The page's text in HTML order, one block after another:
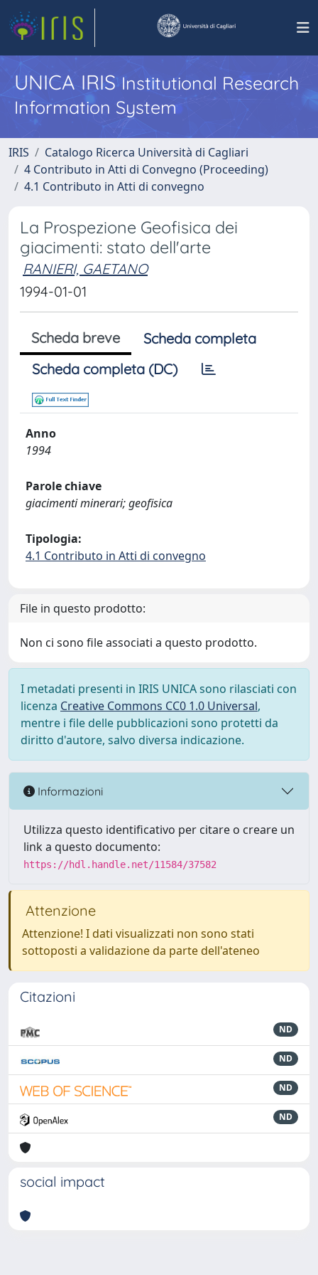
UNICA IRISInstitutional Research
Information System
IRIS
Catalogo Ricerca Università di Cagliari
4 Contributo in Atti di Convegno (Proceeding)
4.1 Contributo in Atti di convegno
La Prospezione Geofisica dei
giacimenti: stato dell'arte
RANIERI, GAETANO
1994-01-01
Scheda breve
Scheda completa
Scheda completa (DC)
Anno
1994
Parole chiave
giacimenti minerari; geofisica
Tipologia:
4.1 Contributo in Atti di convegno
File in questo prodotto:
Non ci sono file associati a questo prodotto.
I metadati presenti in IRIS UNICA sono rilasciati con
licenza Creative Commons CC0 1.0 Universal,
mentre i file delle pubblicazioni sono protetti da
diritto d'autore, salvo diversa indicazione.
Informazioni
Utilizza questo identificativo per citare o creare un
link a questo documento:
https://hdl.handle.net/11584/37582
Attenzione
Attenzione! I dati visualizzati non sono stati
sottoposti a validazione da parte dell'ateneo
Citazioni
ND
ND
ND
ND
social impact